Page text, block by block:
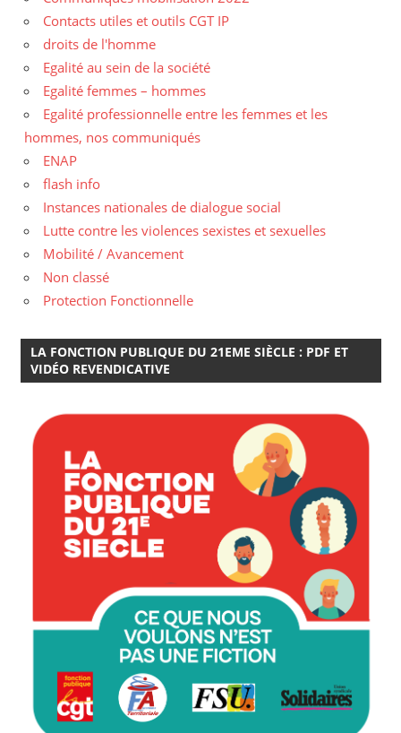
Contacts utiles et outils CGT IP
droits de l'homme
Egalité au sein de la société
Egalité femmes – hommes
Egalité professionnelle entre les femmes et les
hommes, nos communiqués
ENAP
flash info
Instances nationales de dialogue social
Lutte contre les violences sexistes et sexuelles
Mobilité / Avancement
Non classé
Protection Fonctionnelle
LA FONCTION PUBLIQUE DU 21EME SIÈCLE : PDF ET
VIDÉO REVENDICATIVE